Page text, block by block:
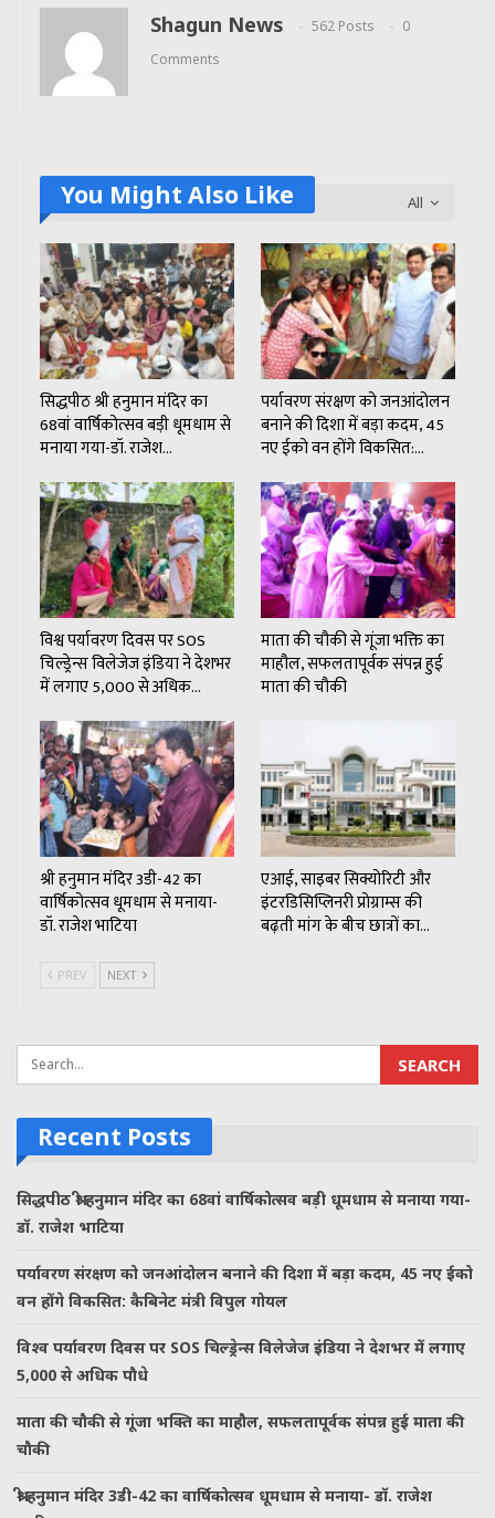
Shagun News 562 Posts
0
Comments
All
You Might Also Like
सिद्धपीठ श्री हनुमान मंदिर का
68वां वार्षिकोत्सव बड़ी धूमधाम से
मनाया गया-डॉ. राजेश…
पर्यावरण संरक्षण को जनआंदोलन
बनाने की दिशा में बड़ा कदम, 45
नए ईको वन होंगे विकसित:…
विश्व पर्यावरण दिवस पर SOS
चिल्ड्रेन्स विलेजेज इंडिया ने देशभर
में लगाए 5,000 से अधिक…
माता की चौकी से गूंजा भक्ति का
माहौल, सफलतापूर्वक संपन्न हुई
माता की चौकी
श्री हनुमान मंदिर 3डी-42 का
वार्षिकोत्सव धूमधाम से मनाया-
डॉ. राजेश भाटिया
एआई, साइबर सिक्योरिटी और
इंटरडिसिप्लिनरी प्रोग्राम्स की
बढ़ती मांग के बीच छात्रों का…
PREV NEXT
Recent Posts
सिद्धपीठ श्री हनुमान मंदिर का 68वां वार्षिकोत्सव बड़ी धूमधाम से मनाया गया-
डॉ. राजेश भाटिया
पर्यावरण संरक्षण को जनआंदोलन बनाने की दिशा में बड़ा कदम, 45 नए ईको
वन होंगे विकसित: कैबिनेट मंत्री विपुल गोयल
विश्व पर्यावरण दिवस पर SOS चिल्ड्रेन्स विलेजेज इंडिया ने देशभर में लगाए
5,000 से अधिक पौधे
माता की चौकी से गूंजा भक्ति का माहौल, सफलतापूर्वक संपन्न हुई माता की
चौकी
श्री हनुमान मंदिर 3डी-42 का वार्षिकोत्सव धूमधाम से मनाया- डॉ. राजेश